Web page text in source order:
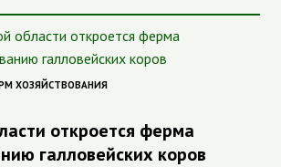
ХОЗЯЙСТВОВАНИЯ
откроется ферма
галловейских коров